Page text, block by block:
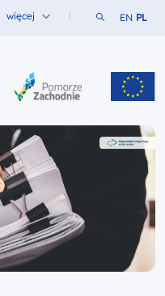
więcej Szukaj w
EN PL
Zachodniego